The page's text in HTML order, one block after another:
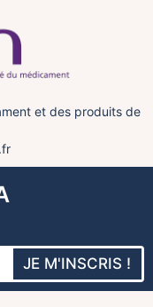
et des produits de
JE M'INSCRIS !